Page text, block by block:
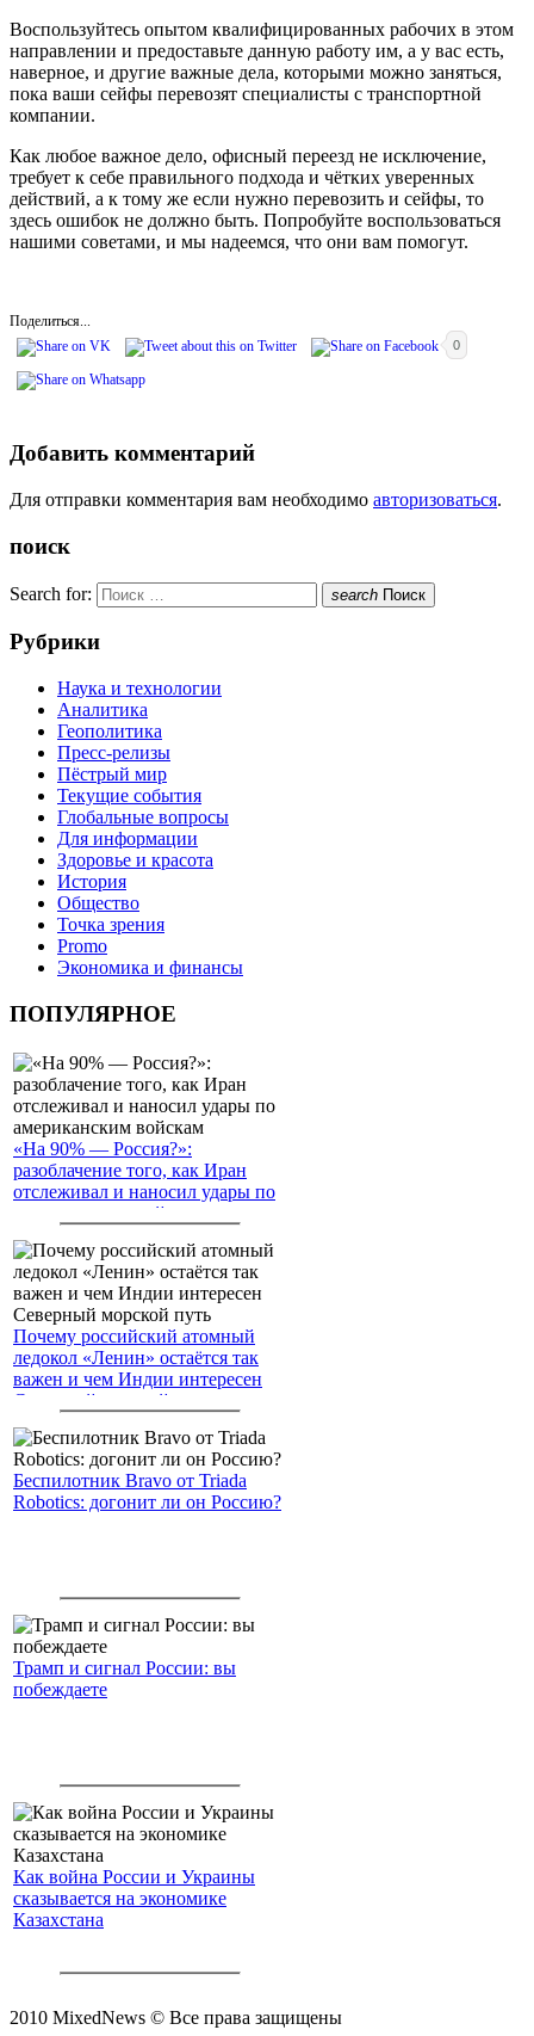
Воспользуйтесь опытом квалифицированных рабочих в этом
направлении и предоставьте данную работу им, а у вас есть,
наверное, и другие важные дела, которыми можно заняться,
пока ваши сейфы перевозят специалисты с транспортной
компании.
Как любое важное дело, офисный переезд не исключение,
требует к себе правильного подхода и чётких уверенных
действий, а к тому же если нужно перевозить и сейфы, то
здесь ошибок не должно быть. Попробуйте воспользоваться
нашими советами, и мы надеемся, что они вам помогут.
Поделиться...
0
Добавить комментарий
Для отправки комментария вам необходимо авторизоваться.
поиск
Search for: search Поиск
Рубрики
Наука и технологии
Аналитика
Геополитика
Пресс-релизы
Пёстрый мир
Текущие события
Глобальные вопросы
Для информации
Здоровье и красота
История
Общество
Точка зрения
Promo
Экономика и финансы
ПОПУЛЯРНОЕ
«На 90% — Россия?»:
разоблачение того, как Иран
отслеживал и наносил удары по
американским войскам
Почему российский атомный
ледокол «Ленин» остаётся так
важен и чем Индии интересен
Северный морской путь
Беспилотник Bravo от Triada
Robotics: догонит ли он Россию?
Трамп и сигнал России: вы
побеждаете
Как война России и Украины
сказывается на экономике
Казахстана
2010 MixedNews © Все права защищены